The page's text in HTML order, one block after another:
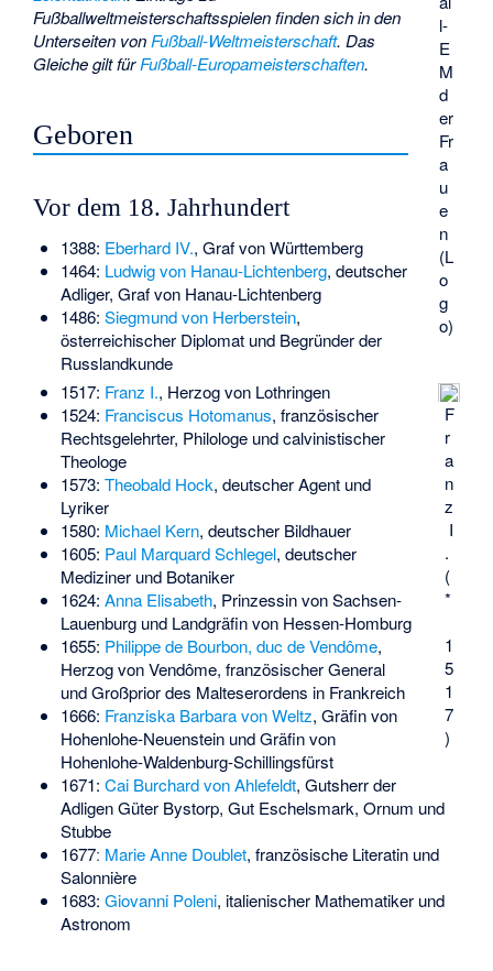
l-
E
M
d
er
Fr
a
u
e
n
(L
o
g
o)
Fußballweltmeisterschaftsspielen finden sich in den
Unterseiten von Fußball-Weltmeisterschaft. Das
Gleiche gilt fürFußball-Europameisterschaften.
Geboren
Vor dem 18. Jahrhundert
1388: Eberhard IV., Graf von Württemberg
1464: Ludwig von Hanau-Lichtenberg, deutscher
Adliger, Graf von Hanau-Lichtenberg
1486: Siegmund von Herberstein,
österreichischer Diplomat und Begründer der
Russlandkunde
F
r
a
n
z
I
.
(
*
1
5
1
7
)
1517: Franz I., Herzog von Lothringen
1524: Franciscus Hotomanus, französischer
Rechtsgelehrter, Philologe und calvinistischer
Theologe
1573: Theobald Hock, deutscher Agent und
Lyriker
1580: Michael Kern, deutscher Bildhauer
1605: Paul Marquard Schlegel, deutscher
Mediziner und Botaniker
1624: Anna Elisabeth, Prinzessin von Sachsen-
Lauenburg und Landgräfin von Hessen-Homburg
1655: Philippe de Bourbon, duc de Vendôme,
Herzog von Vendôme, französischer General
und Großprior des Malteserordens in Frankreich
1666: Franziska Barbara von Weltz, Gräfin von
Hohenlohe-Neuenstein und Gräfin von
Hohenlohe-Waldenburg-Schillingsfürst
1671: Cai Burchard von Ahlefeldt, Gutsherr der
Adligen Güter Bystorp, Gut Eschelsmark, Ornum und
Stubbe
1677ː Marie Anne Doublet, französische Literatin und
Salonnière
1683: Giovanni Poleni, italienischer Mathematiker und
Astronom